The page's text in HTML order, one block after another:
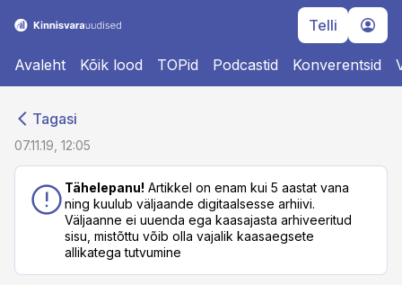
Telli
Avaleht Kõik lood TOPid Podcastid Konverentsid
Tagasi
07.11.19, 12:05
Tähelepanu! Artikkel on enam kui 5 aastat vana
ning kuulub väljaande digitaalsesse arhiivi.
Väljaanne ei uuenda ega kaasajasta arhiveeritud
sisu, mistõttu võib olla vajalik kaasaegsete
allikatega tutvumine